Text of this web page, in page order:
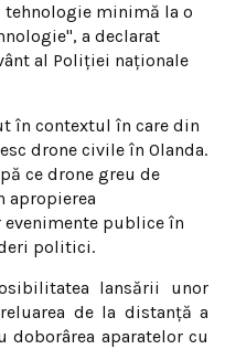
tehnologie minimă la o
a declarat
al Poliţiei naţionale
în contextul în care din
drone civile în Olanda.
ce drone greu de
apropierea
publice în
politici.
lansării unor
de la distanţă a
doborârea aparatelor cu